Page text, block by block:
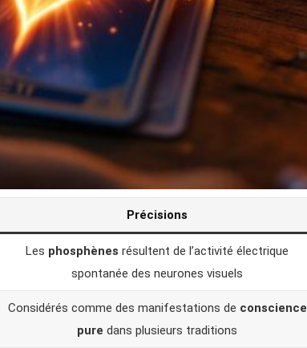
Précisions
Les phosphènes résultent de l’activité électrique
spontanée des neurones visuels
Considérés comme des manifestations de conscience
pure dans plusieurs traditions